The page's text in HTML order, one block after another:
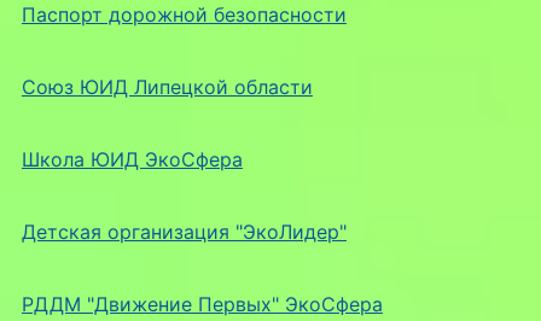
Паспорт дорожной безопасности
Союз ЮИД Липецкой области
Школа ЮИД ЭкоСфера
Детская организация "ЭкоЛидер"
РДДМ "Движение Первых" ЭкоСфера